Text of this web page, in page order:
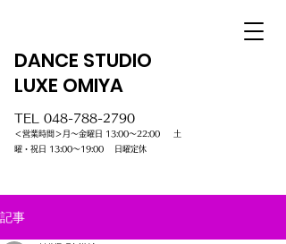
DANCE STUDIO
LUXE OMIYA
TEL 048-788-2790
＜営業時間＞月～金曜日 13:00～22:00 土
曜・祝日 13:00～19:00 日曜定休
記事